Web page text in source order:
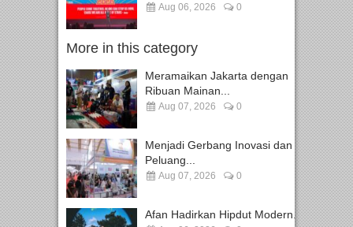
Aug 06, 2026 0
More in this category
Meramaikan Jakarta dengan
Ribuan Mainan...
Aug 07, 2026 0
Menjadi Gerbang Inovasi dan
Peluang...
Aug 07, 2026 0
Afan Hadirkan Hipdut Modern...